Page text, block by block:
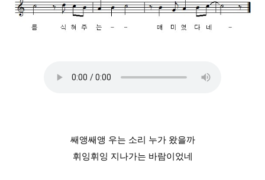
쌔앵쌔앵 우는 소리 누가 왔을까
휘잉휘잉 지나가는 바람이었네